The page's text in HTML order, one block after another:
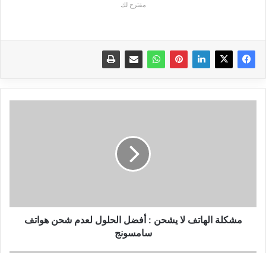
مقترح لك
شحن
هواتفمشكلة الهاتف لا يشحن : أفضل الحلول لعدم شحن هواتف
سامسونج